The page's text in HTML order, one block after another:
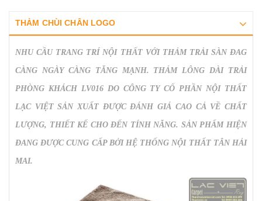
THẢM CHÙI CHÂN LOGO
NHU CẦU TRANG TRÍ NỘI THẤT VỚI THẢM TRẢI SÀN ĐAG
CÀNG NGÀY CÀNG TĂNG MẠNH. THẢM LÔNG DÀI TRẢI
PHÒNG KHÁCH LV016 DO CÔNG TY CỔ PHẦN NỘI THẤT
LẠC VIỆT SẢN XUẤT ĐƯỢC ĐÁNH GIÁ CAO CẢ VỀ CHẤT
LƯỢNG, THIẾT KẾ CHO ĐẾN TÍNH NĂNG. SẢN PHẨM HIỆN
ĐANG ĐƯỢC CUNG CẤP BỞI HỆ THỐNG NỘI THẤT TÂN HẢI
MAI.